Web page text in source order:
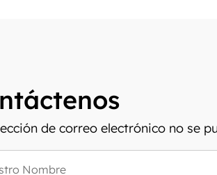
de correo electrónico no se